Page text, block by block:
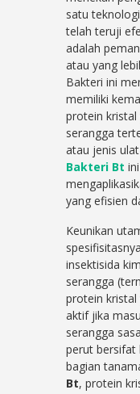
satu
telah teruji
adalah
atau yang
Bakteri ini
memiliki
protein
serangga
atau jenis
Bakteri Bt
yang efisien
Keunikan
insektisida
serangga
protein kristal
aktif jika
serangga
perut bersifat
bagian
Bt, protein